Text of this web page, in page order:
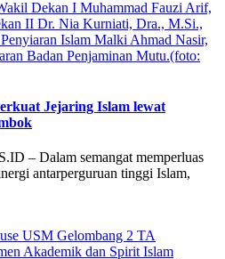
Dekan I Muhammad Fauzi Arif,
II Dr. Nia Kurniati, Dra., M.Si.,
Islam Malki Ahmad Nasir,
Badan Penjaminan Mutu.(foto:
Jejaring Islam lewat
– Dalam semangat memperluas
antarperguruan tinggi Islam,